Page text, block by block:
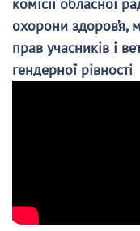
охорони здоров’я,
прав учасників і
гендерної рівності